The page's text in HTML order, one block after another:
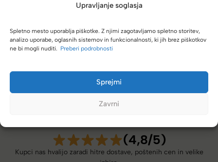
Upravljanje soglasja
Spletno mesto uporablja piškotke. Z njimi zagotavljamo spletno storitev,
analizo uporabe, oglasnih sistemov in funkcionalnosti, ki jih brez piškotkov
ne bi mogli nuditi. Preberi podrobnosti
Sprejmi
Zavrni
(4,8/5)
Kupci nas hvalijo zaradi hitre dostave, poštenih cen in velike